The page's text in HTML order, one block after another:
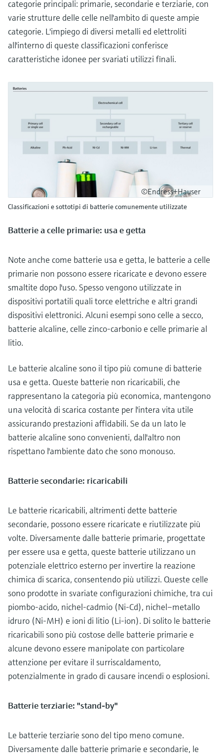
categorie principali: primarie, secondarie e terziarie, con
varie strutture delle celle nell'ambito di queste ampie
categorie. L'impiego di diversi metalli ed elettroliti
all'interno di queste classificazioni conferisce
caratteristiche idonee per svariati utilizzi finali.
©Endress+Hauser
Classificazioni e sottotipi di batterie comunemente utilizzate
Batterie a celle primarie: usa e getta
Note anche come batterie usa e getta, le batterie a celle
primarie non possono essere ricaricate e devono essere
smaltite dopo l'uso. Spesso vengono utilizzate in
dispositivi portatili quali torce elettriche e altri grandi
dispositivi elettronici. Alcuni esempi sono celle a secco,
batterie alcaline, celle zinco-carbonio e celle primarie al
litio.
Le batterie alcaline sono il tipo più comune di batterie
usa e getta. Queste batterie non ricaricabili, che
rappresentano la categoria più economica, mantengono
una velocità di scarica costante per l'intera vita utile
assicurando prestazioni affidabili. Se da un lato le
batterie alcaline sono convenienti, dall'altro non
rispettano l'ambiente dato che sono monouso.
Batterie secondarie: ricaricabili
Le batterie ricaricabili, altrimenti dette batterie
secondarie, possono essere ricaricate e riutilizzate più
volte. Diversamente dalle batterie primarie, progettate
per essere usa e getta, queste batterie utilizzano un
potenziale elettrico esterno per invertire la reazione
chimica di scarica, consentendo più utilizzi. Queste celle
sono prodotte in svariate configurazioni chimiche, tra cui
piombo-acido, nichel-cadmio (Ni-Cd), nichel–metallo
idruro (Ni-MH) e ioni di litio (Li-ion). Di solito le batterie
ricaricabili sono più costose delle batterie primarie e
alcune devono essere manipolate con particolare
attenzione per evitare il surriscaldamento,
potenzialmente in grado di causare incendi o esplosioni.
Batterie terziarie: "stand-by"
Le batterie terziarie sono del tipo meno comune.
Diversamente dalle batterie primarie e secondarie, le